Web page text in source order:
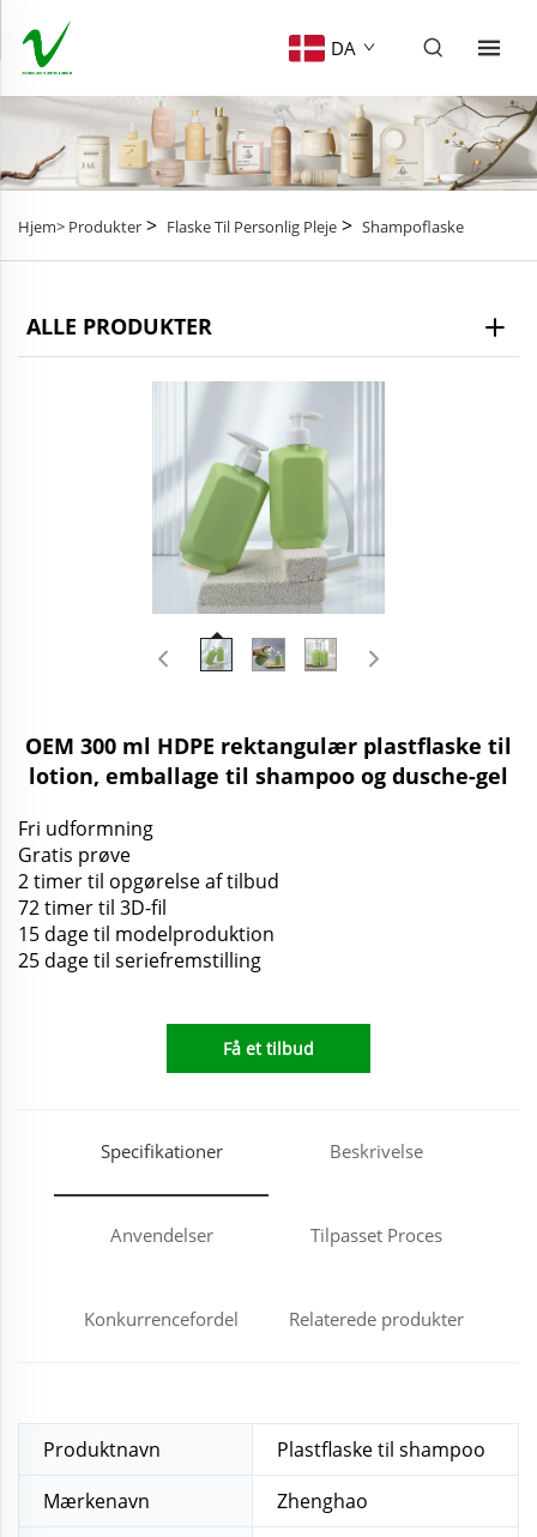
DA
Hjem> Produkter > Flaske Til Personlig Pleje > Shampoflaske
ALLE PRODUKTER
OEM 300 ml HDPE rektangulær plastflaske til
lotion, emballage til shampoo og dusche-gel
Fri udformning
Gratis prøve
2 timer til opgørelse af tilbud
72 timer til 3D-fil
15 dage til modelproduktion
25 dage til seriefremstilling
Få et tilbud
Specifikationer Beskrivelse
Anvendelser Tilpasset Proces
Konkurrencefordel Relaterede produkter
Produktnavn
Plastflaske til shampoo
Mærkenavn
Zhenghao